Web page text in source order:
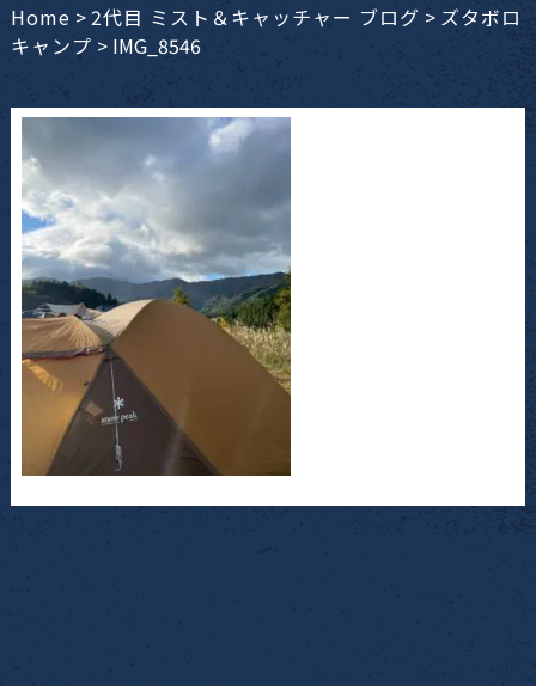
Home > 2代目 ミスト＆キャッチャー ブログ > ズタボロ
キャンプ > IMG_8546